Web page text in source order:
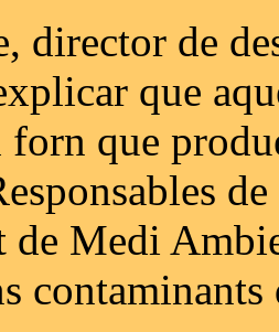
director de
que
que
de Medi